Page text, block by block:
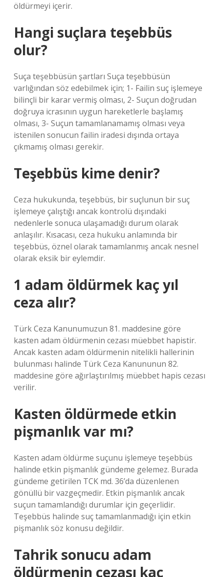
öldürmeyi içerir.
Hangi suçlara teşebbüs
olur?
Suça teşebbüsün şartları Suça teşebbüsün
varlığından söz edebilmek için; 1- Failin suç işlemeye
bilinçli bir karar vermiş olması, 2- Suçun doğrudan
doğruya icrasının uygun hareketlerle başlamış
olması, 3- Suçun tamamlanamamış olması veya
istenilen sonucun failin iradesi dışında ortaya
çıkmamış olması gerekir.
Teşebbüs kime denir?
Ceza hukukunda, teşebbüs, bir suçlunun bir suç
işlemeye çalıştığı ancak kontrolü dışındaki
nedenlerle sonuca ulaşamadığı durum olarak
anlaşılır. Kısacası, ceza hukuku anlamında bir
teşebbüs, öznel olarak tamamlanmış ancak nesnel
olarak eksik bir eylemdir.
1 adam öldürmek kaç yıl
ceza alır?
Türk Ceza Kanunumuzun 81. maddesine göre
kasten adam öldürmenin cezası müebbet hapistir.
Ancak kasten adam öldürmenin nitelikli hallerinin
bulunması halinde Türk Ceza Kanununun 82.
maddesine göre ağırlaştırılmış müebbet hapis cezası
verilir.
Kasten öldürmede etkin
pişmanlık var mı?
Kasten adam öldürme suçunu işlemeye teşebbüs
halinde etkin pişmanlık gündeme gelemez. Burada
gündeme getirilen TCK md. 36’da düzenlenen
gönüllü bir vazgeçmedir. Etkin pişmanlık ancak
suçun tamamlandığı durumlar için geçerlidir.
Teşebbüs halinde suç tamamlanmadığı için etkin
pişmanlık söz konusu değildir.
Tahrik sonucu adam
öldürmenin cezası kaç